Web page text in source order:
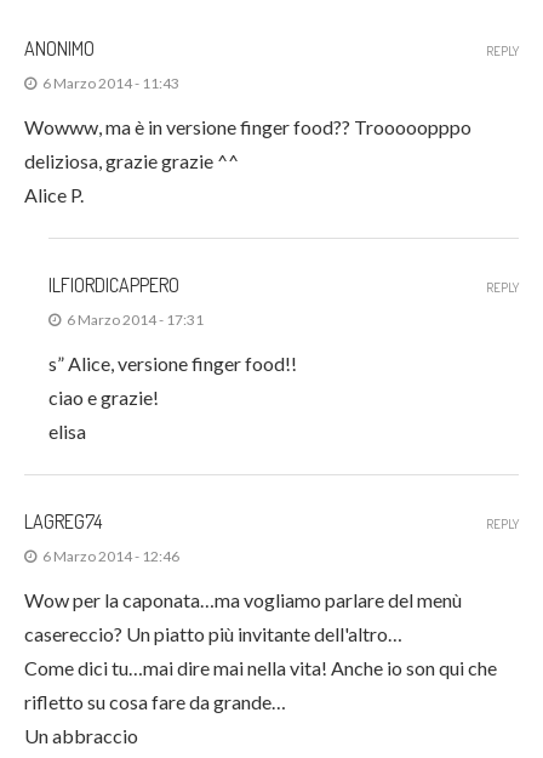
ANONIMO
6 Marzo 2014 - 11:43
Wowww, ma è in versione finger food?? Trooooopppo
deliziosa, grazie grazie ^^
Alice P.
REPLY
ILFIORDICAPPERO
6 Marzo 2014 - 17:31
s” Alice, versione finger food!!
ciao e grazie!
elisa
REPLY
LAGREG74
6 Marzo 2014 - 12:46
Wow per la caponata…ma vogliamo parlare del menù
casereccio? Un piatto più invitante dell'altro…
Come dici tu…mai dire mai nella vita! Anche io son qui che
rifletto su cosa fare da grande…
Un abbraccio
REPLY